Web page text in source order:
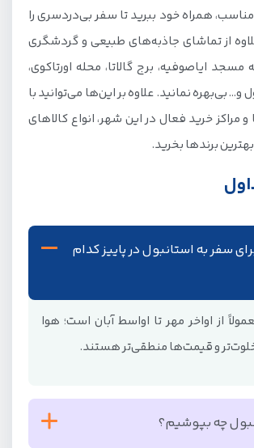
همراه خود ببرید تا سفر بی‌دردسری را
از تماشای جاذبه‌های طبیعی و گردشگری
مسجد ایاصوفیه، برج گالاتا، محله اورتاکوی،
و… بی‌بهره نمانید. علاوه بر این‌ها می‌توانید با
و مراکز خرید فعال در این شهر، انواع کالاهای
بهترین برندها بخرید.
سفر به استانبول در پاییز کدام
از اواخر مهر تا اواسط آبان است؛ هوا
خلوت‌تر و قیمت‌ها منطقی‌تر هستند.
چه بپوشیم؟